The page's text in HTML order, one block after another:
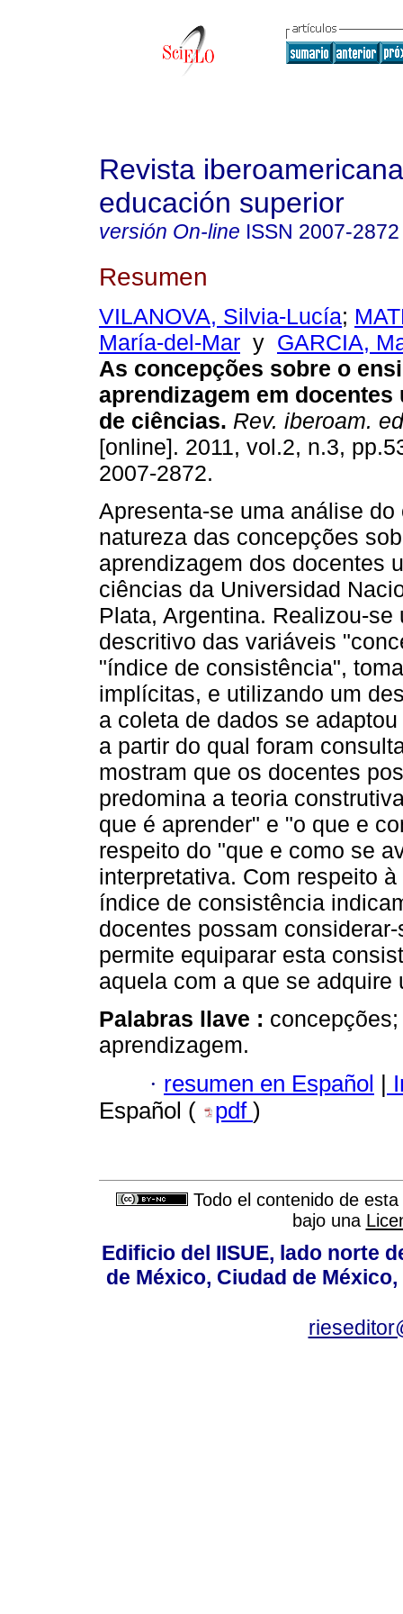
Revista
educación superior
versión On-line ISSN 2007-2872
Resumen
VILANOVA, Silvia-Lucía;
María-del-Mar y GARCIA,
As concepções sobre o
aprendizagem em
de ciências. Rev. iberoam.
[online]. 2011, vol.2, n.3,
2007-2872.
Apresenta-se uma análise do
natureza das concepções
aprendizagem dos docentes
ciências da Universidad
Plata, Argentina. Realizou-se
descritivo das variáveis
"índice de consistência",
implícitas, e utilizando um
a coleta de dados se
a partir do qual foram
mostram que os docentes
predomina a teoria
que é aprender" e "o que e
respeito do "que e como se
interpretativa. Com respeito
índice de consistência
docentes possam
permite equiparar esta
aquela com a que se
Palabras llave :
aprendizagem.
· resumen en Español |
Español (
pdf )
Todo el contenido de
bajo una
Edificio del IISUE, lado norte
de México, Ciudad de México,